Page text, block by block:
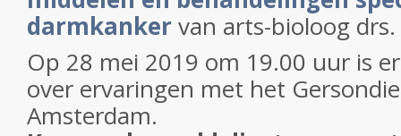
darmkankervan arts-bioloog
Op 28 mei 2019 om 19.00 uur is
over ervaringen met het
Amsterdam.